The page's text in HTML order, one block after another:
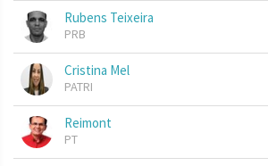
Rubens Teixeira
PRB
Cristina Mel
PATRI
Reimont
PT